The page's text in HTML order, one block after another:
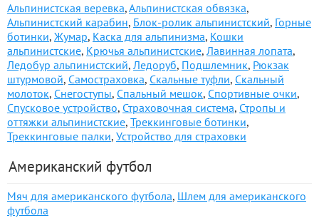
Альпинистская веревка,Альпинистская обвязка,
Альпинистский карабин, Блок-ролик альпинистский, Горные
ботинки, Жумар, Каска для альпинизма, Кошки
альпинистские, Крючья альпинистские, Лавинная лопата,
Ледобур альпинистский, Ледоруб, Подшлемник, Рюкзак
штурмовой, Самостраховка, Скальные туфли, Скальный
молоток, Снегоступы, Спальный мешок, Спортивные очки,
Спусковое устройство, Страховочная система, Стропы и
оттяжки альпинистские, Треккинговые ботинки,
Треккинговые палки, Устройство для страховки
Американский футбол
Мяч для американского футбола, Шлем для американского
футбола